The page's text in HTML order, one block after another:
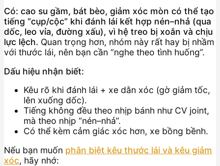
Có: cao su gầm, bát bèo, giảm xóc mòn có thể tạo
tiếng “cụp/cộc” khi đánh lái kết hợp nén–nhả (qua
dốc, leo vỉa, đường xấu), vì hệ treo bị xoắn và chịu
lực lệch. Quan trọng hơn, nhóm này rất hay bị nhầm
với thước lái, nên bạn cần “nghe theo tình huống”.
Dấu hiệu nhận biết:
Kêu rõ khi đánh lái + xe dằn xóc (gờ giảm tốc,
lên xuống dốc).
Tiếng không đều theo nhịp bánh như CV joint,
mà theo nhịp “nén–nhả”.
Có thể kèm cảm giác xóc hơn, xe bồng bềnh.
Nếu bạn muốn phân biệt kêu thước lái và kêu giảm
xóc, hãy nhớ: